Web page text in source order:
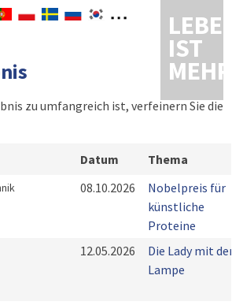
LEBEN
IST
MEHR
zu umfangreich ist, verfeinern Sie die
Datum Thema
08.10.2026
Nobelpreis für
künstliche
Proteine
12.05.2026
Die Lady mit der
Lampe